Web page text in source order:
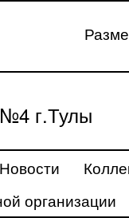
№4 г.Тулы
Новости
организации